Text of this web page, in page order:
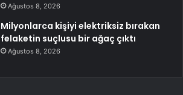
Ağustos 8, 2026
Milyonlarca kişiyi elektriksiz bırakan
felaketin suçlusu bir ağaç çıktı
Ağustos 8, 2026